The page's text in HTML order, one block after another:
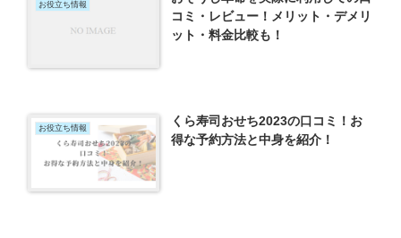
お役立ち情報
コミ・レビュー！メリット・デメリ
ット・料金比較も！
お役立ち情報
くら寿司おせち2023の口コミ！お
得な予約方法と中身を紹介！